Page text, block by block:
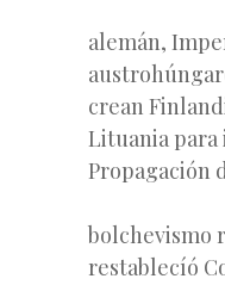
alemán,
crean
Lituania
Propagación
bolchevismo
restablecíó